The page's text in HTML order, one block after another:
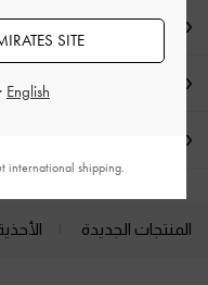
تفاصيل المنتج
المنتجات الجديدة
SITE
international shipping.